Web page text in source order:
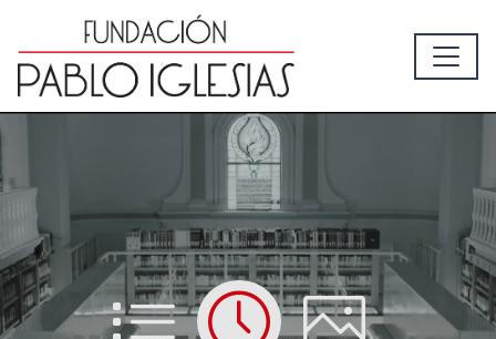
List Time Picture